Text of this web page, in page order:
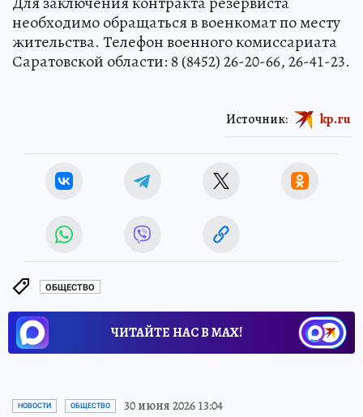
необходимо обращаться в военкомат по месту
жительства. Телефон военного комиссариата
Саратовской области: 8 (8452) 26-20-66, 26-41-23.
Источник: kp.ru
ОБЩЕСТВО
ЧИТАЙТЕ НАС В МАХ!
НОВОСТИ ОБЩЕСТВО 30 июня 2026 13:04